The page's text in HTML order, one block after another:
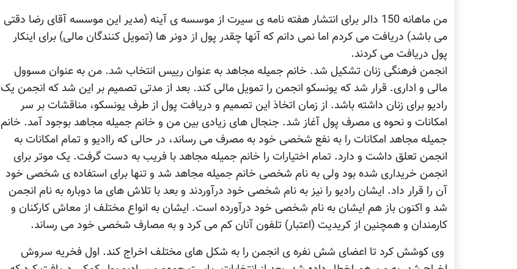
من ماهانه 150 دالر برای انتشار هفته نامه ی سيرت از موسسه ی آينه (مدير اين موسسه آقای رضا دقتی
می باشد) دريافت می کردم اما نمی دانم که آنها چقدر پول از دونر ها (تمويل کنندگان مالی) برای اينکار
پول دريافت می کردند.
انجمن فرهنگی زنان تشکيل شد. خانم جميله مجاهد به عنوان رييس انتخاب شد. من به عنوان مسوول
مالی و اداری. قرار شد که يونسکو انجمن را تمويل مالی کند. بعد از مدتی تصميم بر اين شد که انجمن يک
راديو برای زنان داشته باشد. از زمان اتخاذ اين تصميم و دريافت پول از طرف يونسکو، مناقشات بر سر
امکانات و نحوه ی مصرف پول آغاز شد. جنجال های زيادی بين من و خانم جميله مجاهد بوجود آمد. خانم
جميله مجاهد امکانات را به نفع شخصی خود به مصرف می رساند، در حالی که رااديو و تمام امکانات به
انجمن تعلق داشت و دارد. تمام اختيارات را خانم جميله مجاهد با فريب به دست گرفت. يک موتر برای
انجمن خريداری شده بود ولی به نام شخصی خانم جميله مجاهد شد و تنها برای استفاده ی شخصی خود
آن را قرار داد. ايشان راديو را نيز به نام شخصی خود درآوردند و بعد با تلاش های ما دوباره به نام انجمن
شد و اکنون باز هم ايشان به نام شخصی خود درآورده است. ايشان به انواع مختلف از معاش کارکنان و
کارمندان و همچنين از کريديت (اعتبار) تلفون آنان کم می کرد و به مصارف شخصی خود می رساند.
وی کوشش کرد تا اعضای شش نفره ی انجمن را به شکل های مختلف اخراج کند. اول فخريه سروش